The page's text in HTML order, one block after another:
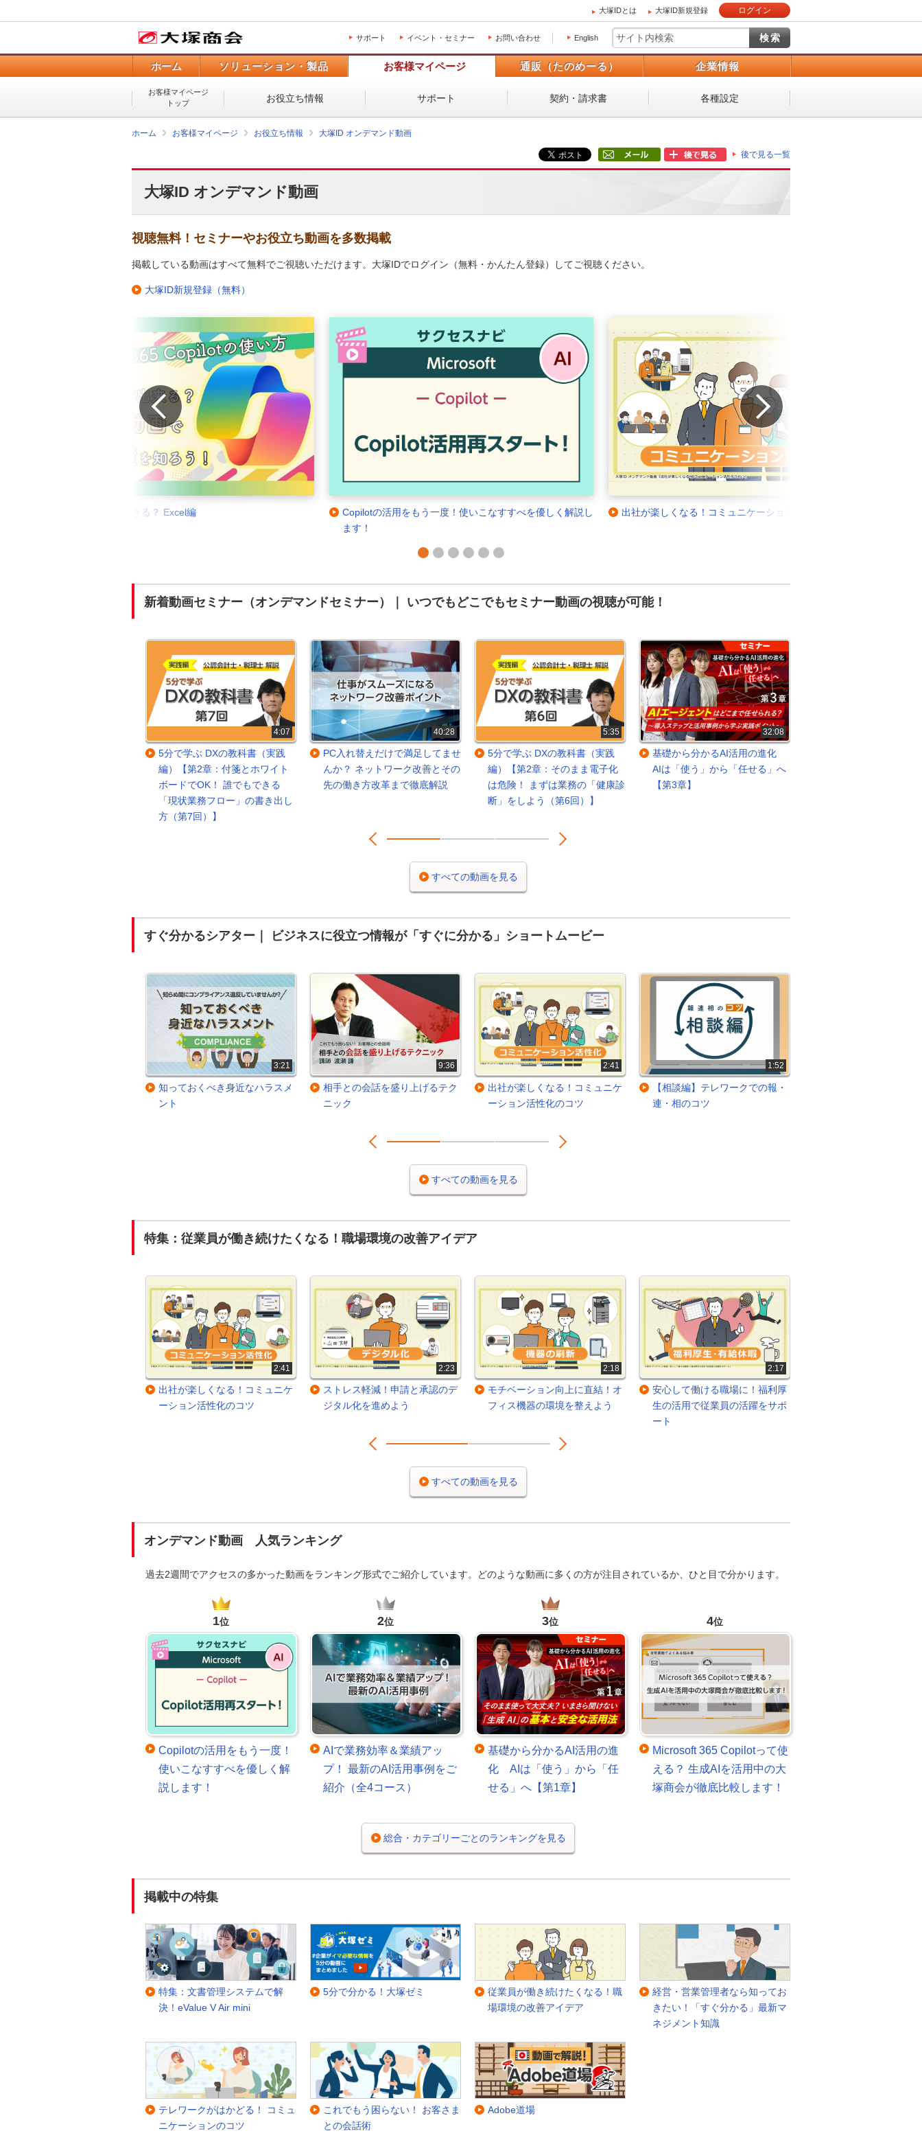
大塚IDとは 大塚ID新規登録 ログイン
サポート イベント・セミナー お問い合わせ English
ホーム ソリューション・製品 お客様マイページ 通販（たのめーる） 企業情報
お客様マイページ
トップ
お役立ち情報 サポート 契約・請求書 各種設定
ホーム お客様マイページ お役立ち情報 大塚ID オンデマンド動画
後で見る一覧
大塚ID オンデマンド動画
視聴無料！セミナーやお役立ち動画を多数掲載
掲載している動画はすべて無料でご視聴いただけます。大塚IDでログイン（無料・かんたん登録）してご視聴ください。
大塚ID新規登録（無料）
Copilotで何ができる？ Excel編
Copilotの活用をもう一度！使いこなすすべを優しく解説し
出社が楽しくなる！コミュニケーション活性化のコツ
1 2 3 4 5 6
Prev Next
新着動画セミナー（オンデマンドセミナー）｜ いつでもどこでもセミナー動画の視聴が可能！
4:07
5分で学ぶ DXの教科書（実践
編）【第2章：付箋とホワイト
ボードでOK！ 誰でもできる
「現状業務フロー」の書き出し
方（第7回）】
40:28
PC入れ替えだけで満足してませ
んか？ ネットワーク改善とその
先の働き方改革まで徹底解説
5:35
5分で学ぶ DXの教科書（実践
編）【第2章：そのまま電子化
は危険！ まずは業務の「健康診
断」をしよう（第6回）】
32:08
基礎から分かるAI活用の進化
AIは「使う」から「任せる」へ
【第3章】
1 2 3
Prev Next
すべての動画を見る
すぐ分かるシアター｜ ビジネスに役立つ情報が「すぐに分かる」ショートムービー
3:21
知っておくべき身近なハラスメ
ント
9:36
相手との会話を盛り上げるテク
ニック
2:41
出社が楽しくなる！コミュニケ
ーション活性化のコツ
1:52
【相談編】テレワークでの報・
連・相のコツ
1 2 3
Prev Next
すべての動画を見る
特集：従業員が働き続けたくなる！職場環境の改善アイデア
2:41
出社が楽しくなる！コミュニケ
ーション活性化のコツ
2:23
ストレス軽減！申請と承認のデ
ジタル化を進めよう
2:18
モチベーション向上に直結！オ
フィス機器の環境を整えよう
2:17
安心して働ける職場に！福利厚
生の活用で従業員の活躍をサポ
ート
1 2
Prev Next
すべての動画を見る
オンデマンド動画 人気ランキング
過去2週間でアクセスの多かった動画をランキング形式でご紹介しています。どのような動画に多くの方が注目されているか、ひと目で分かります。
1位
Copilotの活用をもう一度！
使いこなすすべを優しく解
説します！
2位
AIで業務効率＆業績アッ
プ！ 最新のAI活用事例をご
紹介（全4コース）
3位
基礎から分かるAI活用の進
化 AIは「使う」から「任
せる」へ【第1章】
4位
Microsoft 365 Copilotって使
える？ 生成AIを活用中の大
塚商会が徹底比較します！
総合・カテゴリーごとのランキングを見る
掲載中の特集
特集：文書管理システムで解
決！eValue V Air mini
5分で分かる！大塚ゼミ
従業員が働き続けたくなる！職
場環境の改善アイデア
経営・営業管理者なら知ってお
きたい！「すぐ分かる」最新マ
ネジメント知識
テレワークがはかどる！ コミュ
ニケーションのコツ
これでもう困らない！ お客さま
との会話術
Adobe道場